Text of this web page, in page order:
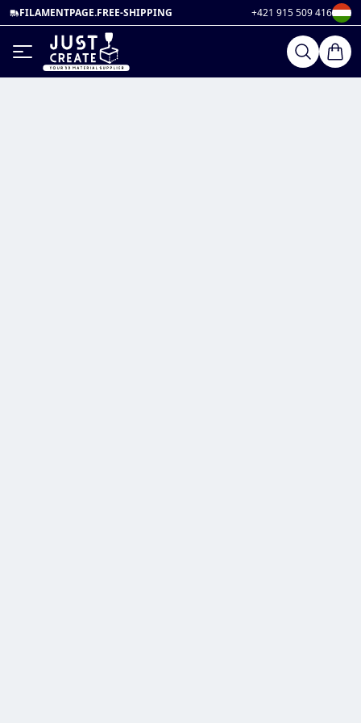
FILAMENTPAGE.FREE-SHIPPING +421 915 509 416